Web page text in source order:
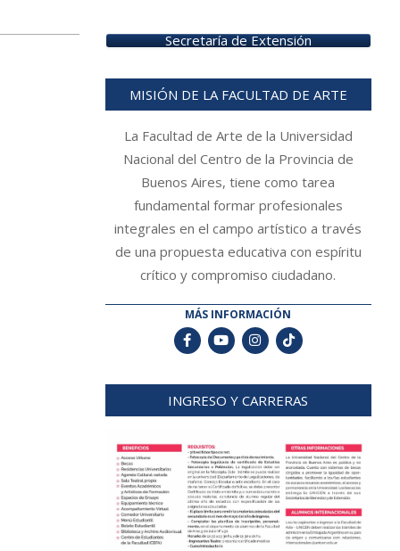
Secretaría de Extensión
MISIÓN DE LA FACULTAD DE ARTE
La Facultad de Arte de la Universidad
Nacional del Centro de la Provincia de
Buenos Aires, tiene como tarea
fundamental formar profesionales
integrales en el campo artístico a través
de una propuesta educativa con espíritu
crítico y compromiso ciudadano.
MÁS INFORMACIÓN
INGRESO Y CARRERAS